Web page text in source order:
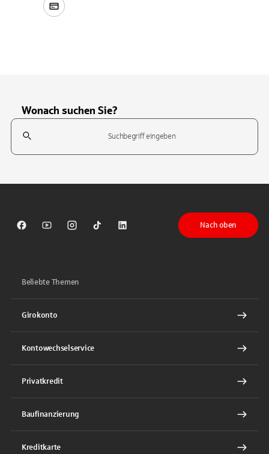
Wonach suchen Sie?
Suchfeld
Sparkasse auf Facebook
Sparkasse auf Youtube
Sparkasse auf Instagram
Sparkasse auf TikTok
Sparkasse auf LinkedIn
Nach oben
Beliebte Themen
Girokonto
Kontowechselservice
Privatkredit
Baufinanzierung
Kreditkarte